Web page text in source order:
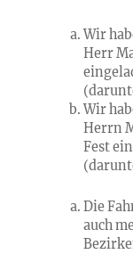
Wir
Herr
Wir
Herrn
Fest
Die
auch